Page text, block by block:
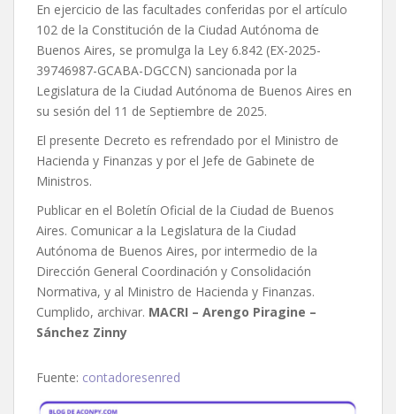
En ejercicio de las facultades conferidas por el artículo
102 de la Constitución de la Ciudad Autónoma de
Buenos Aires, se promulga la Ley 6.842 (EX-2025-
39746987-GCABA-DGCCN) sancionada por la
Legislatura de la Ciudad Autónoma de Buenos Aires en
su sesión del 11 de Septiembre de 2025.
El presente Decreto es refrendado por el Ministro de
Hacienda y Finanzas y por el Jefe de Gabinete de
Ministros.
Publicar en el Boletín Oficial de la Ciudad de Buenos
Aires. Comunicar a la Legislatura de la Ciudad
Autónoma de Buenos Aires, por intermedio de la
Dirección General Coordinación y Consolidación
Normativa, y al Ministro de Hacienda y Finanzas.
Cumplido, archivar. MACRI – Arengo Piragine –
Sánchez Zinny
Fuente: contadoresenred